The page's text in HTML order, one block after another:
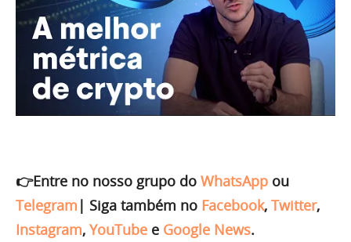
👉Entre no nosso grupo do WhatsApp ou
Telegram | Siga também no Facebook, Twitter,
Instagram, YouTube e Google News.